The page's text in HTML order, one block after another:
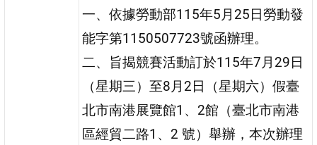
一、依據勞動部115年5月25日勞動發
能字第1150507723號函辦理。
二、旨揭競賽活動訂於115年7月29日
（星期三）至8月2日（星期六）假臺
北市南港展覽館1、2館（臺北市南港
區經貿二路1、2 號）舉辦，本次辦理